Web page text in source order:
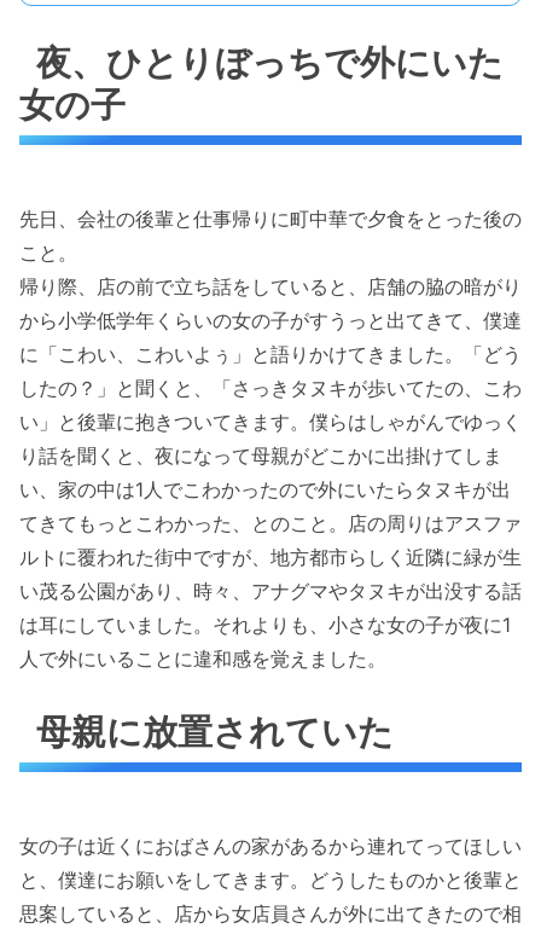
夜、ひとりぼっちで外にいた
女の子
先日、会社の後輩と仕事帰りに町中華で夕食をとった後の
こと。
帰り際、店の前で立ち話をしていると、店舗の脇の暗がり
から小学低学年くらいの女の子がすうっと出てきて、僕達
に「こわい、こわいよぅ」と語りかけてきました。「どう
したの？」と聞くと、「さっきタヌキが歩いてたの、こわ
い」と後輩に抱きついてきます。僕らはしゃがんでゆっく
り話を聞くと、夜になって母親がどこかに出掛けてしま
い、家の中は1人でこわかったので外にいたらタヌキが出
てきてもっとこわかった、とのこと。店の周りはアスファ
ルトに覆われた街中ですが、地方都市らしく近隣に緑が生
い茂る公園があり、時々、アナグマやタヌキが出没する話
は耳にしていました。それよりも、小さな女の子が夜に1
人で外にいることに違和感を覚えました。
母親に放置されていた
女の子は近くにおばさんの家があるから連れてってほしい
と、僕達にお願いをしてきます。どうしたものかと後輩と
思案していると、店から女店員さんが外に出てきたので相